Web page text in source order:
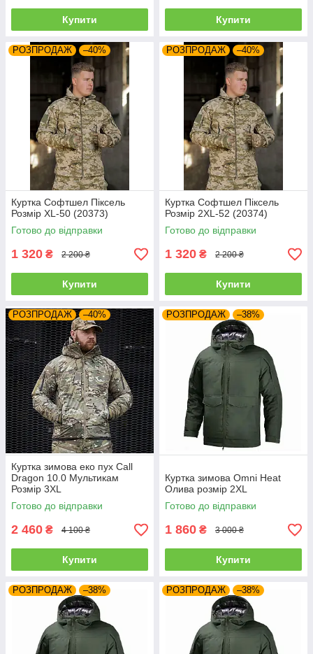
Купити Купити
РОЗПРОДАЖ –40%
Куртка Софтшел Піксель
Розмір XL-50 (20373)
Готово до відправки
1 320 ₴ 2 200 ₴
Купити
РОЗПРОДАЖ –40%
Куртка Софтшел Піксель
Розмір 2XL-52 (20374)
Готово до відправки
1 320 ₴ 2 200 ₴
Купити
РОЗПРОДАЖ –40%
Куртка зимова еко пух Call
Dragon 10.0 Мультикам
Розмір 3XL
Готово до відправки
2 460 ₴ 4 100 ₴
Купити
РОЗПРОДАЖ –38%
Куртка зимова Omni Heat
Олива розмір 2XL
Готово до відправки
1 860 ₴ 3 000 ₴
Купити
РОЗПРОДАЖ –38% РОЗПРОДАЖ –38%